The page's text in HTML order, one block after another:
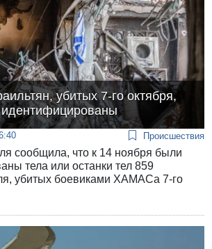
убитых 7-го октября,
Происшествия
сообщила, что к 14 ноября были
тела или останки тел 859
убитых боевиками ХАМАСа 7-го